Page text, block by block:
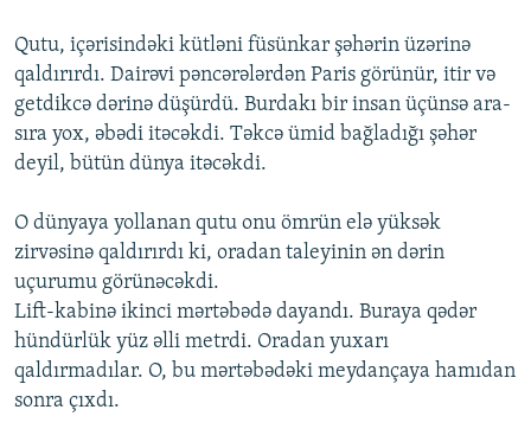
Qutu, içərisindəki kütləni füsünkar şəhərin üzərinə
qaldırırdı. Dairəvi pəncərələrdən Paris görünür, itir və
getdikcə dərinə düşürdü. Burdakı bir insan üçünsə ara-
sıra yox, əbədi itəcəkdi. Təkcə ümid bağladığı şəhər
deyil, bütün dünya itəcəkdi.
O dünyaya yollanan qutu onu ömrün elə yüksək
zirvəsinə qaldırırdı ki, oradan taleyinin ən dərin
uçurumu görünəcəkdi.
Lift-kabinə ikinci mərtəbədə dayandı. Buraya qədər
hündürlük yüz əlli metrdi. Oradan yuxarı
qaldırmadılar. O, bu mərtəbədəki meydançaya hamıdan
sonra çıxdı.